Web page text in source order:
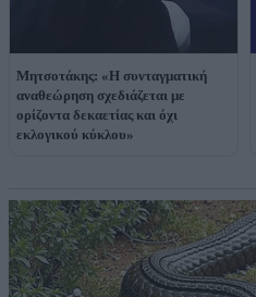
Μητσοτάκης: «Η συνταγματική
αναθεώρηση σχεδιάζεται με
ορίζοντα δεκαετίας και όχι
εκλογικού κύκλου»